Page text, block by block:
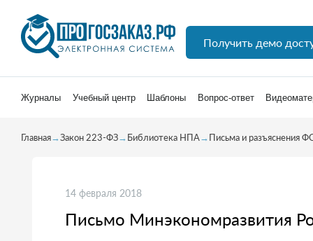
Получить демо
Журналы Учебный центр Шаблоны Вопрос-ответ
Главная→Закон 223-ФЗ→Библиотека НПА→Письма и разъяснения
14 февраля 2018
Письмо Минэкономразвития